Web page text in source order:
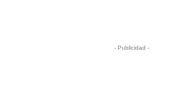
- Publicidad -